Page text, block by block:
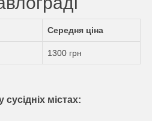
Середня ціна
1300 грн
містах: